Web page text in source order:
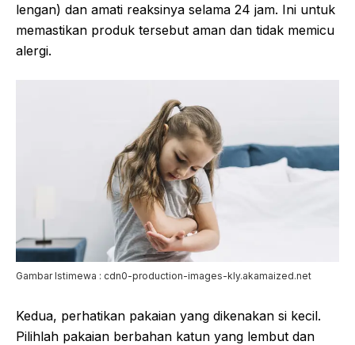
lengan) dan amati reaksinya selama 24 jam. Ini untuk
memastikan produk tersebut aman dan tidak memicu
alergi.
Gambar Istimewa : cdn0-production-images-kly.akamaized.net
Kedua, perhatikan pakaian yang dikenakan si kecil.
Pilihlah pakaian berbahan katun yang lembut dan